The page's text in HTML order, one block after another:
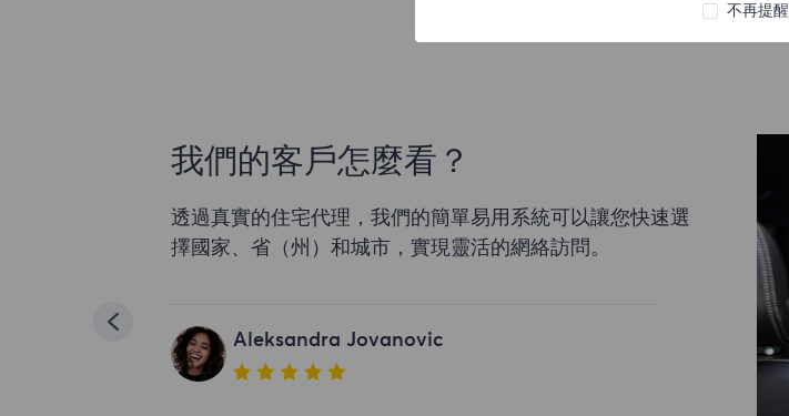
我們的客戶怎麼看？
透過真實的住宅代理，我們的簡單易用系統可以讓您快速選
擇國家、省（州）和城市，實現靈活的網絡訪問。
Aleksandra Jovanovic
不再提醒